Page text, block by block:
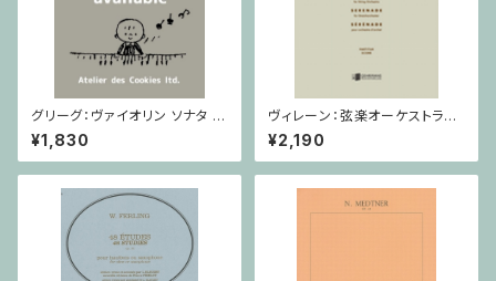
グリーグ：ヴァイオリン ソナタ ヘ
長調 Op.8 / ヴァイオリン・ピア
ノ
¥1,830
ヴィレーン：弦楽オーケストラの
ための セレナード Op.11 / ミ
ニチュアスコア
¥2,190